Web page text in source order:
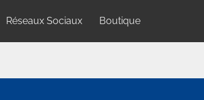
Réseaux Sociaux Boutique